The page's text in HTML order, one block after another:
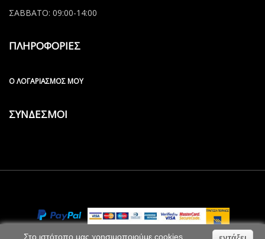
ΣΑΒΒΑΤΟ: 09:00-14:00
ΠΛΗΡΟΦΟΡΙΕΣ
Ο ΛΟΓΑΡΙΑΣΜΌΣ ΜΟΥ
ΣΥΝΔΕΣΜΟΙ
Στο ιστότοπο μας χρησιμοποιούμε cookies